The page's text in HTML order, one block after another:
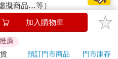
擬商品…等）
（如：內衣褲、刮鬍刀、除毛
貨7天的猶豫期（含例假
加入購物車
薦
貨 預訂門市商品
門市庫存